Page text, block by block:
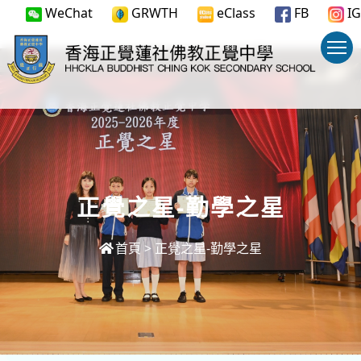
WeChat GRWTH eClass FB IG
正覺之星-勤學之星
首頁> 正覺之星-勤學之星